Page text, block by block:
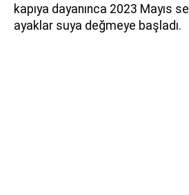
kapıya dayanınca 2023 Mayıs
ayaklar suya değmeye başladı.